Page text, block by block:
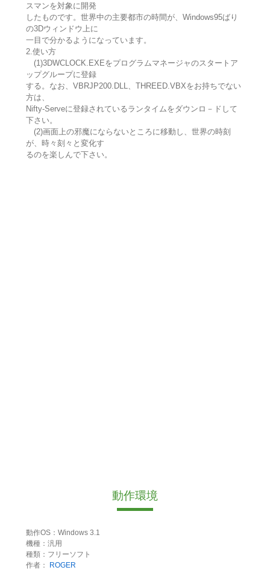
スマンを対象に開発
したものです。世界中の主要都市の時間が、Windows95ばり
の3Dウィンドウ上に
一目で分かるようになっています。
2.使い方
(1)3DWCLOCK.EXEをプログラムマネージャのスタートア
ップグループに登録
する。なお、VBRJP200.DLL、THREED.VBXをお持ちでない
方は、
Nifty-Serveに登録されているランタイムをダウンロ－ドして
下さい。
(2)画面上の邪魔にならないところに移動し、世界の時刻
が、時々刻々と変化す
るのを楽しんで下さい。
動作環境
動作OS：Windows 3.1
機種：汎用
種類：フリーソフト
作者：
ROGER